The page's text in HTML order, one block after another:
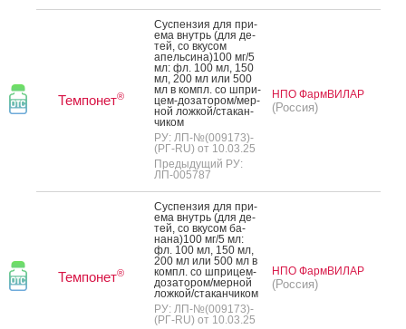
Темпонет®
Сус­пензия для при­
ема внутрь (для де­
тей, со вку­сом
апель­си­на)100 мг/5
мл: фл. 100 мл, 150
мл, 200 мл или 500
мл в компл. со шпри­
цем-до­зато­ром/мер­
ной лож­кой/ста­кан­
чи­ком
РУ: ЛП-№(009173)-
(РГ-RU) от 10.03.25
Предыдущий РУ:
ЛП-005787
НПО ФармВИЛАР
(Россия)
Темпонет®
Сус­пензия для при­
ема внутрь (для де­
тей, со вку­сом ба­
нана)100 мг/5 мл:
фл. 100 мл, 150 мл,
200 мл или 500 мл в
компл. со шпри­цем-
до­зато­ром/мер­ной
лож­кой/ста­кан­чи­ком
РУ: ЛП-№(009173)-
(РГ-RU) от 10.03.25
НПО ФармВИЛАР
(Россия)